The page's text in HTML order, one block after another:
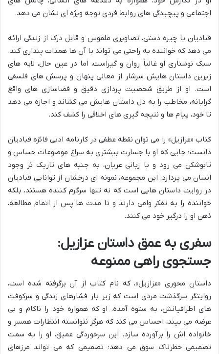
اجتماعی و پیچیدگی های روابط فردی توجه ویژه ای نشان می دهد.
قبادیان با چیره دستی، تصاویری ملموس و قابل درک از زندگی ارائه
می دهد که خواننده به راحتی می تواند با آن ها همذات پنداری کند.
سبک نوشتاری او غالباً روان و گیراست، اما در عین حال، لایه های
زیرین داستان هایش سرشار از معانی پنهان و پرسش های فلسفی
است. او از طریق شخصیت پردازی دقیق و فضاسازی های واقع
گرایانه، مخاطب را به دل داستان هایش می کشاند و اجازه می دهد
تا خود، پیام ها و نتیجه گیری های اخلاقی را کشف کند.
کتاب «عزازیل» را می توان نقطه عطفی در کارنامه ادبی فائزه قبادیان
دانست؛ جایی که او با جسارت بیشتری به سراغ موضوعات حساس و
تابوشکن می رود و با زبانی عریان، به جنبه های تاریک تر وجود
انسان می پردازد. این مجموعه، نمونه ای درخشان از توانایی قبادیان
در روایت داستان هایی است که نه تنها سرگرم کننده هستند، بلکه
خواننده را به تفکر وامی دارند و تا مدت ها پس از اتمام مطالعه،
ذهن او را درگیر خود می کنند.
سفری به عمق داستان عزازیل:
جستجوی راهی ممنوعه
داستان محوری «عزازیل»، که نام کتاب از آن برگرفته شده است،
روایتگر سرگذشت مردی است که زیر بار فشارهای زندگی و سرکوفت
های اطرافیانش، به ستوه آمده. او که همواره خود را ناکام و بی
عرضه می بیند، احساس می کند که هرگز نتوانسته انتظارات همسر و
خانواده اش را برآورده سازد. این سرخوردگی عمیق، او را به سمت
تصمیمی خطرناک سوق می دهد؛ تصمیمی که می تواند مرزهای